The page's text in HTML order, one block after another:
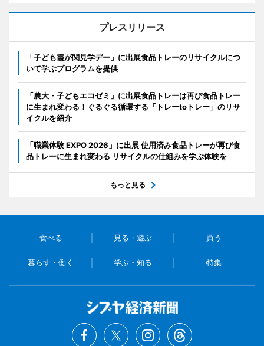
プレスリリース
「子ども霞が関見学デー」に出展食品トレーのリサイクルにつ
いて学ぶプログラムを提供
「農大・子どもエコゼミ」に出展食品トレーは再び食品トレー
に生まれ変わる！ぐるぐる循環する「トレーtoトレー」のリサ
イクルを紹介
「職業体験 EXPO 2026」に出展 使用済み食品トレーが再び食
品トレーに生まれ変わる リサイクルの仕組みを学ぶ体験を
もっと見る
食べる 見る・遊ぶ 買う
暮らす・働く 学ぶ・知る 特集